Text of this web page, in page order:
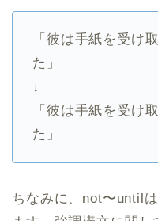
「彼は手紙を受け
た」
↓
「彼は手紙を受け
た」
ちなみに、not〜until